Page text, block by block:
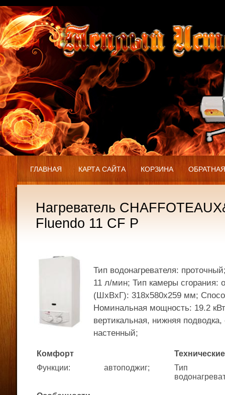
ГЛАВНАЯ КАРТА САЙТА КОРЗИНА
Нагреватель
Fluendo 11 CF P
Тип водонагревателя:
11 л/мин; Тип камеры сгорания:
(ШхВхГ): 318x580x259 мм;
Номинальная мощность: 19.2
вертикальная, нижняя
настенный;
Комфорт
Функции: автоподжиг;
Тип